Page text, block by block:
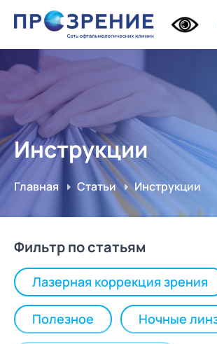
Инструкции
Главная Статьи Инструкции
Фильтр по статьям
Лазерная коррекция зрения
Полезное Ночные